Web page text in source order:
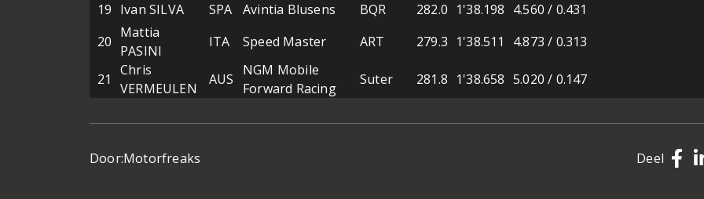
19 Ivan SILVA SPA Avintia Blusens BQR 282.0 1'38.198 4.560 / 0.431
20
Mattia
PASINI
ITA Speed Master ART 279.3 1'38.511 4.873 / 0.313
21
Chris
VERMEULEN
AUS
NGM Mobile
Forward Racing
Suter 281.8 1'38.658 5.020 / 0.147
Door:Motorfreaks Deel